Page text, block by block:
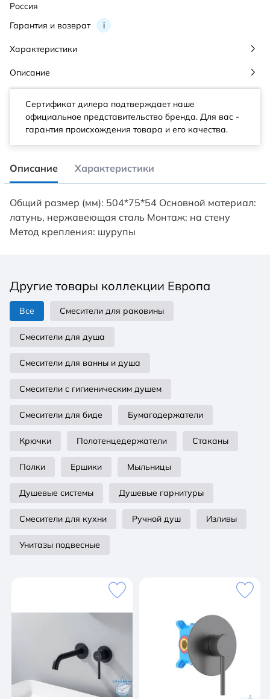
Гарантия и возврат i
Россия
Характеристики
Описание
Сертификат дилера подтверждает наше
официальное представительство бренда. Для вас -
гарантия происхождения товара и его качества.
Описание Характеристики
Общий размер (мм): 504*75*54 Основной материал:
латунь, нержавеющая сталь Монтаж: на стену
Метод крепления: шурупы
Другие товары коллекции Европа
Все Смесители для раковины
Смесители для душа
Смесители для ванны и душа
Смесители с гигиеническим душем
Смесители для биде Бумагодержатели
Крючки Полотенцедержатели Стаканы
Полки Ершики Мыльницы
Душевые системы Душевые гарнитуры
Смесители для кухни Ручной душ Изливы
Унитазы подвесные